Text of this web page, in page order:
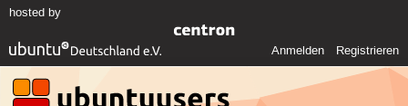
hosted by
Anmelden Registrieren